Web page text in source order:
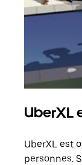
UberXL
UberXL est
personnes.